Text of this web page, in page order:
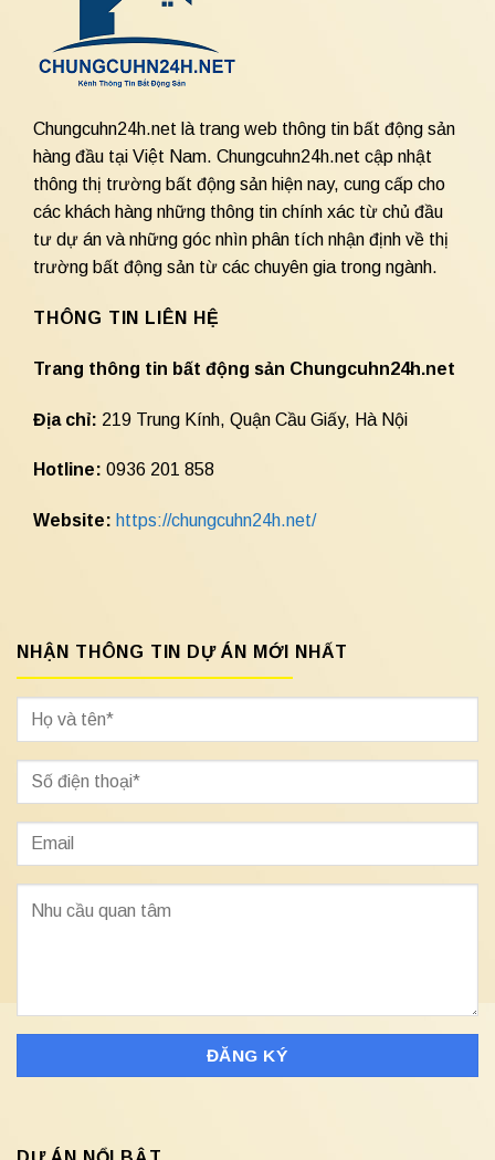
Chungcuhn24h.net là trang web thông tin bất động sản
hàng đầu tại Việt Nam. Chungcuhn24h.net cập nhật
thông thị trường bất động sản hiện nay, cung cấp cho
các khách hàng những thông tin chính xác từ chủ đầu
tư dự án và những góc nhìn phân tích nhận định về thị
trường bất động sản từ các chuyên gia trong ngành.
THÔNG TIN LIÊN HỆ
Trang thông tin bất động sản Chungcuhn24h.net
Địa chỉ: 219 Trung Kính, Quận Cầu Giấy, Hà Nội
Hotline: 0936 201 858
Website: https://chungcuhn24h.net/
NHẬN THÔNG TIN DỰ ÁN MỚI NHẤT